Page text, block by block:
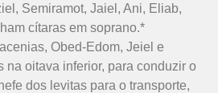
Semira­mot, Jaiel, Ani, Eliab,
cítaras em soprano.*
Obed-Edom, Jeiel e
na oitava inferior, para conduzir o
dos levitas para o transporte,